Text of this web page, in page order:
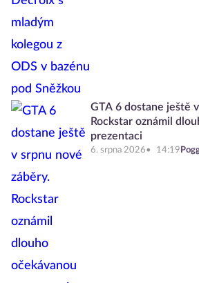
GTA 6 dostane ještě
Rockstar oznámil
prezentaci
6. srpna 2026 14:19